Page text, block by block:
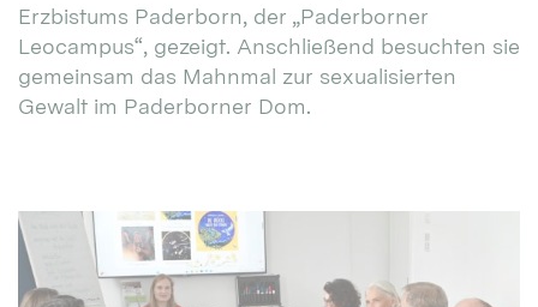
Erzbistums Paderborn, der „Paderborner
Leocampus“, gezeigt. Anschließend besuchten sie
gemeinsam das Mahnmal zur sexualisierten
Gewalt im Paderborner Dom.